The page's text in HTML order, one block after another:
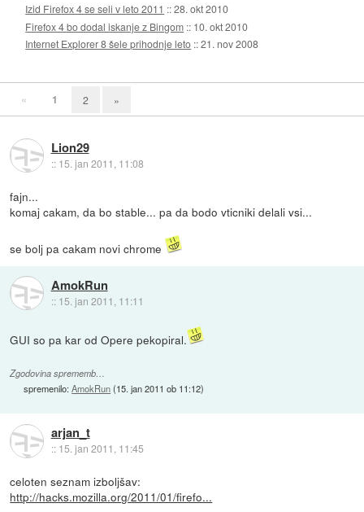
Izid Firefox 4 se seli v leto 2011 ::28. okt 2010
Firefox 4 bo dodal iskanje z Bingom :: 10. okt 2010
Internet Explorer 8 šele prihodnje leto ::21. nov 2008
« 1 2 »
Lion29
:: 15. jan 2011, 11:08
fajn...
komaj cakam, da bo stable... pa da bodo vticniki delali vsi...
se bolj pa cakam novi chrome
AmokRun
:: 15. jan 2011, 11:11
GUI so pa kar od Opere pekopiral.
Zgodovina sprememb…
spremenilo:AmokRun(15. jan 2011 ob 11:12)
arjan_t
:: 15. jan 2011, 11:45
celoten seznam izboljšav:
http://hacks.mozilla.org/2011/01/firefo...